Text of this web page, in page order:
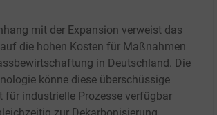
mit der Expansion verweist das
die hohen Kosten für Maßnahmen
in Deutschland. Die
könne diese überschüssige
für industrielle Prozesse verfügbar